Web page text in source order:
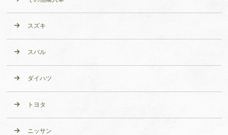
スズキ
スバル
ダイハツ
トヨタ
ニッサン